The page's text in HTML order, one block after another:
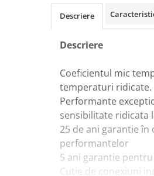
Sisteme fotovoltaice profesionale
Statii de incarcare vehicule
Statii de incarcare
Cabluri de incarcare vehicule
Prize de incarcare vehicule
Turbine eoliene pentru casă
Descriere
Descriere
Coeficientul mic
temperaturi ridicate.
Performante
sensibilitate ridicata
25 de ani garantie
performantelor
5 ani garantie
Cutie de conexiuni